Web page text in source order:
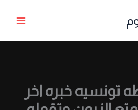
خبره اخر